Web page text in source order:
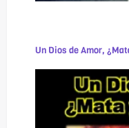
Un Dios de Amor,